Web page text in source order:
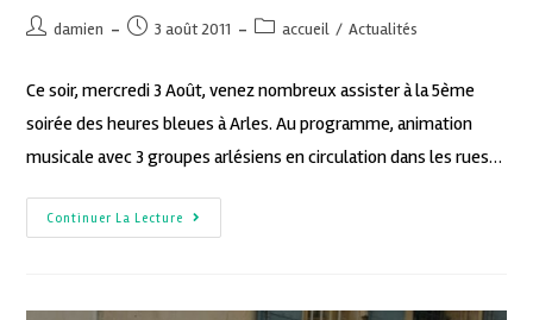
damien 3 août 2011 accueil / Actualités
Ce soir, mercredi 3 Août, venez nombreux assister à la 5ème
soirée des heures bleues à Arles. Au programme, animation
musicale avec 3 groupes arlésiens en circulation dans les rues…
Continuer La Lecture